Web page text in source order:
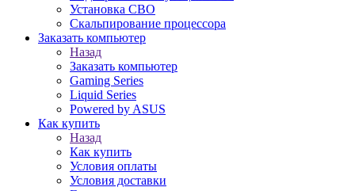
Установка СВО
Скальпирование процессора
Заказать компьютер
Назад
Заказать компьютер
Gaming Series
Liquid Series
Powered by ASUS
Как купить
Назад
Как купить
Условия оплаты
Условия доставки